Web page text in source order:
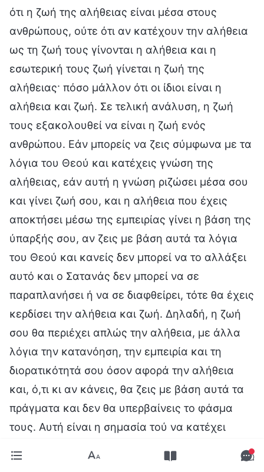
ότι η ζωή της αλήθειας είναι μέσα στους
ανθρώπους, ούτε ότι αν κατέχουν την αλήθεια
ως τη ζωή τους γίνονται η αλήθεια και η
εσωτερική τους ζωή γίνεται η ζωή της
αλήθειας· πόσο μάλλον ότι οι ίδιοι είναι η
αλήθεια και ζωή. Σε τελική ανάλυση, η ζωή
τους εξακολουθεί να είναι η ζωή ενός
ανθρώπου. Εάν μπορείς να ζεις σύμφωνα με τα
λόγια του Θεού και κατέχεις γνώση της
αλήθειας, εάν αυτή η γνώση ριζώσει μέσα σου
και γίνει ζωή σου, και η αλήθεια που έχεις
αποκτήσει μέσω της εμπειρίας γίνει η βάση της
ύπαρξής σου, αν ζεις με βάση αυτά τα λόγια
του Θεού και κανείς δεν μπορεί να το αλλάξει
αυτό και ο Σατανάς δεν μπορεί να σε
παραπλανήσει ή να σε διαφθείρει, τότε θα έχεις
κερδίσει την αλήθεια και ζωή. Δηλαδή, η ζωή
σου θα περιέχει απλώς την αλήθεια, με άλλα
λόγια την κατανόηση, την εμπειρία και τη
διορατικότητά σου όσον αφορά την αλήθεια
και, ό,τι κι αν κάνεις, θα ζεις με βάση αυτά τα
πράγματα και δεν θα υπερβαίνεις το φάσμα
τους. Αυτή είναι η σημασία τού να κατέχει
κανείς την αλήθεια-πραγματικότητα, κι αυτούς
τους ανθρώπους θέλει τελικά να κερδίσει ο